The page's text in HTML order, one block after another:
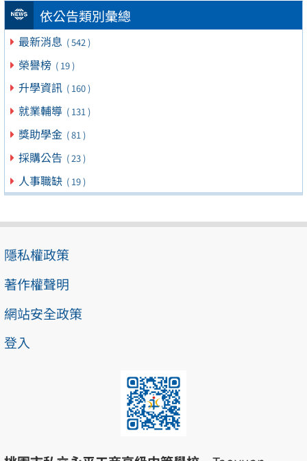
依公告類別彙總
最新消息 ( 542 )
榮譽榜 ( 19 )
升學資訊 ( 160 )
就業輔導 ( 131 )
獎助學金 ( 81 )
採購公告 ( 23 )
人事職缺 ( 19 )
隱私權政策
著作權聲明
網站安全政策
登入